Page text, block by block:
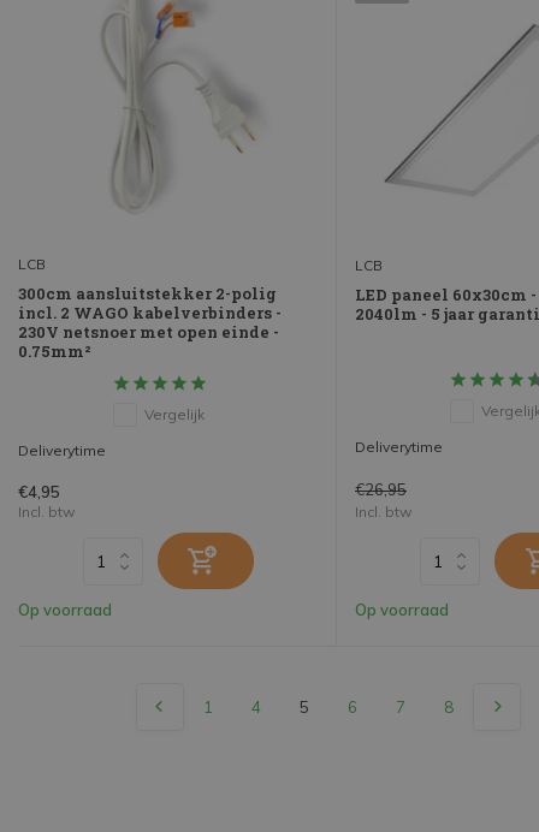
LCB
300cm aansluitstekker 2-polig
incl. 2 WAGO kabelverbinders -
230V netsnoer met open einde -
0.75mm²
Vergelijk
Deliverytime
€4,95
Incl. btw
Op voorraad
LCB
LED paneel 60x30cm
2040lm - 5 jaar
Deliverytime
€26,95
Incl. btw
Op voorraad
1 4 5 6 7 8